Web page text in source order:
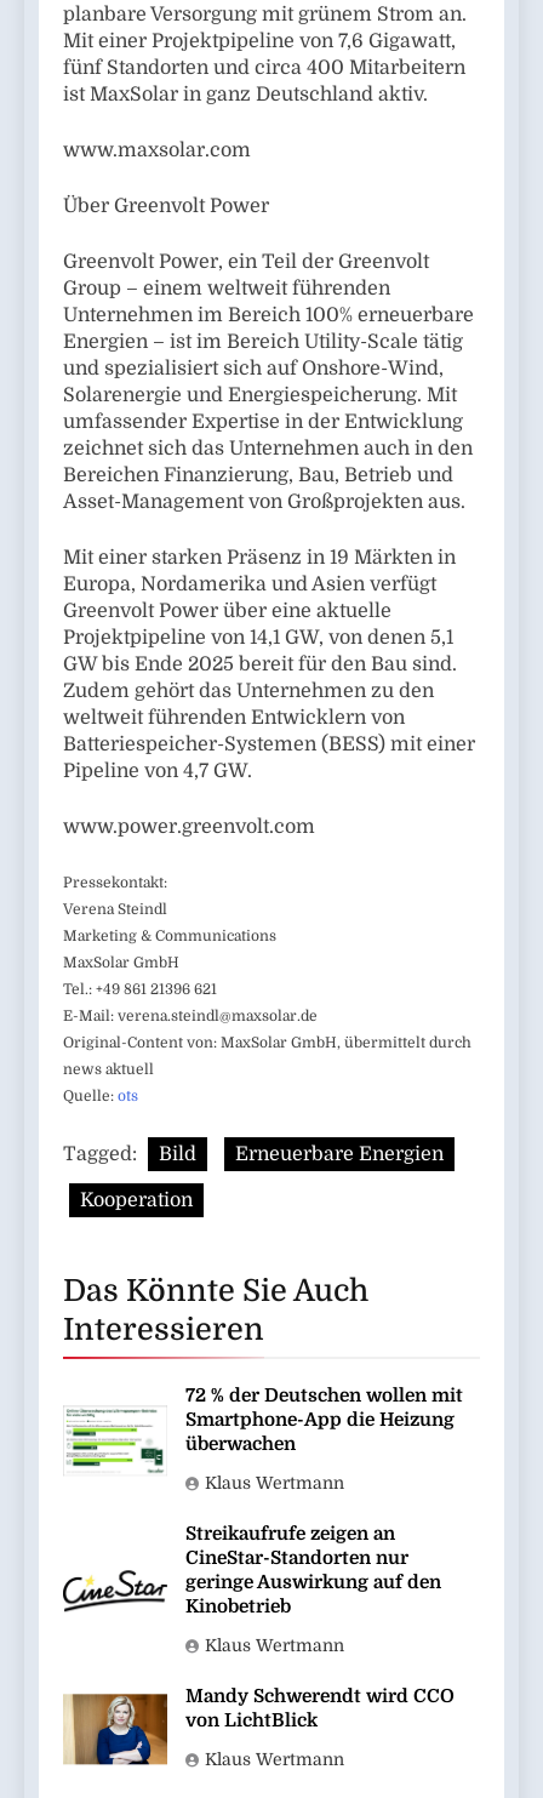
planbare Versorgung mit grünem Strom an.
Mit einer Projektpipeline von 7,6 Gigawatt,
fünf Standorten und circa 400 Mitarbeitern
ist MaxSolar in ganz Deutschland aktiv.
www.maxsolar.com
Über Greenvolt Power
Greenvolt Power, ein Teil der Greenvolt
Group – einem weltweit führenden
Unternehmen im Bereich 100% erneuerbare
Energien – ist im Bereich Utility-Scale tätig
und spezialisiert sich auf Onshore-Wind,
Solarenergie und Energiespeicherung. Mit
umfassender Expertise in der Entwicklung
zeichnet sich das Unternehmen auch in den
Bereichen Finanzierung, Bau, Betrieb und
Asset-Management von Großprojekten aus.
Mit einer starken Präsenz in 19 Märkten in
Europa, Nordamerika und Asien verfügt
Greenvolt Power über eine aktuelle
Projektpipeline von 14,1 GW, von denen 5,1
GW bis Ende 2025 bereit für den Bau sind.
Zudem gehört das Unternehmen zu den
weltweit führenden Entwicklern von
Batteriespeicher-Systemen (BESS) mit einer
Pipeline von 4,7 GW.
www.power.greenvolt.com
Pressekontakt:
Verena Steindl
Marketing & Communications
MaxSolar GmbH
Tel.: +49 861 21396 621
E-Mail: verena.steindl@maxsolar.de
Original-Content von: MaxSolar GmbH, übermittelt durch
news aktuell
Quelle: ots
Tagged: Bild Erneuerbare Energien
Kooperation
Das Könnte Sie Auch
Interessieren
72 % der Deutschen wollen mit
Smartphone-App die Heizung
überwachen
Klaus Wertmann
Streikaufrufe zeigen an
CineStar-Standorten nur
geringe Auswirkung auf den
Kinobetrieb
Klaus Wertmann
Mandy Schwerendt wird CCO
von LichtBlick
Klaus Wertmann